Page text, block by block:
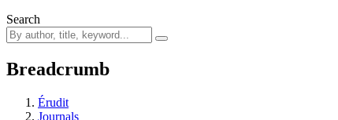
Search
Breadcrumb
Érudit
Journals